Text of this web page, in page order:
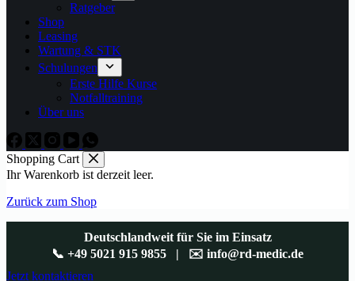
Ratgeber
Shop
Leasing
Wartung & STK
Schulungen
Erste Hilfe Kurse
Notfalltraining
Über uns
Shopping Cart
Ihr Warenkorb ist derzeit leer.
Zurück zum Shop
Deutschlandweit für Sie im Einsatz
📞 +49 5021 915 9855 | ✉️ info@rd-medic.de
Jetzt kontaktieren